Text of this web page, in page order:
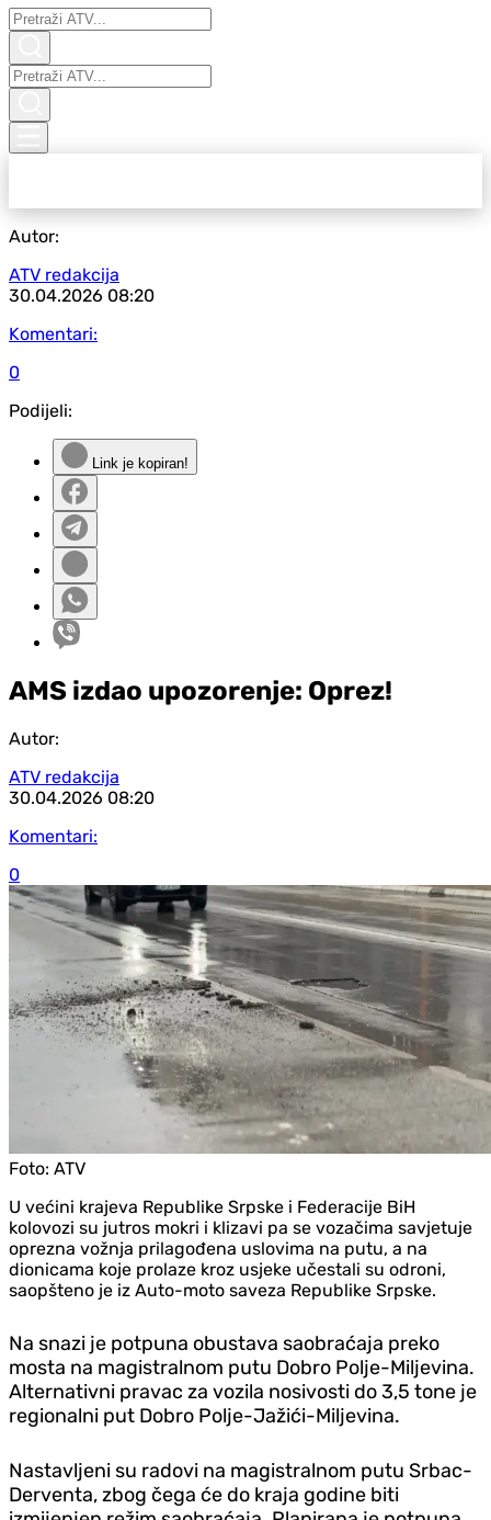
Autor:
ATV redakcija
30.04.2026 08:20
Komentari:
0
Podijeli:
Link je kopiran!
AMS izdao upozorenje: Oprez!
Autor:
ATV redakcija
30.04.2026 08:20
Komentari:
0
Foto: ATV
U većini krajeva Republike Srpske i Federacije BiH
kolovozi su jutros mokri i klizavi pa se vozačima savjetuje
oprezna vožnja prilagođena uslovima na putu, a na
dionicama koje prolaze kroz usjeke učestali su odroni,
saopšteno je iz Auto-moto saveza Republike Srpske.
Na snazi je potpuna obustava saobraćaja preko
mosta na magistralnom putu Dobro Polje-Miljevina.
Alternativni pravac za vozila nosivosti do 3,5 tone je
regionalni put Dobro Polje-Jažići-Miljevina.
Nastavljeni su radovi na magistralnom putu Srbac-
Derventa, zbog čega će do kraja godine biti